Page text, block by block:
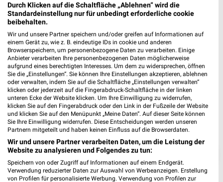
Heute 08:00 - 20:00 Uhr | Geöffnet
476,47 km • Angebote: 4 Prospekte
Durch Klicken auf die Schaltfläche „Ablehnen“ wird die
Standardeinstellung nur für unbedingt erforderliche cookie
beibehalten.
Wir und unsere Partner speichern und/oder greifen auf Informationen auf
einem Gerät zu, wie z. B. eindeutige IDs in cookie und anderen
Browserspeichern, um personenbezogene Daten zu verarbeiten. Einige
Anbieter verarbeiten Ihre personenbezogenen Daten möglicherweise
aufgrund eines berechtigten Interesses. Um dem zu widersprechen, öffnen
Sie die „Einstellungen“. Sie können Ihre Einstellungen akzeptieren, ablehnen
oder verwalten, indem Sie auf die Schaltfläche „Einstellungen verwalten“
klicken oder jederzeit auf die Fingerabdruck-Schaltfläche in der linken
unteren Ecke der Website klicken. Um Ihre Einwilligung zu widerrufen,
klicken Sie auf den Fingerabdruck oder den Link in der Fußzeile der Website
und klicken Sie auf den Menüpunkt „Meine Daten“. Auf dieser Seite können
Sie Ihre Einwilligung widerrufen. Diese Entscheidungen werden unseren
Partnern mitgeteilt und haben keinen Einfluss auf die Browserdaten.
Wir und unsere Partner verarbeiten Daten, um die Leistung der
Website zu analysieren und Folgendes zu tun:
Speichern von oder Zugriff auf Informationen auf einem Endgerät.
Verwendung reduzierter Daten zur Auswahl von Werbeanzeigen. Erstellung
von Profilen für personalisierte Werbung. Verwendung von Profilen zur